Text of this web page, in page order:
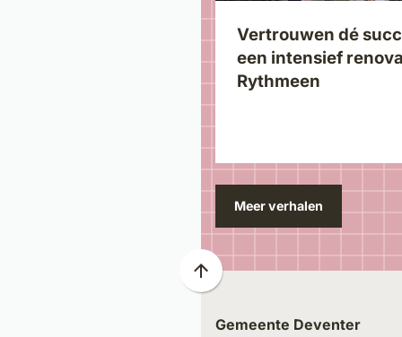
Vertrouwen dé
een intensief
Rythmeen
Meer verhalen
Scroll
boven
Gemeente Deventer